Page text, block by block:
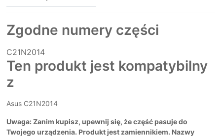
Zgodne numery części
C21N2014
Ten produkt jest kompatybilny
z
Asus C21N2014
Uwaga: Zanim kupisz, upewnij się, że część pasuje do
Twojego urządzenia. Produkt jest zamiennikiem. Nazwy